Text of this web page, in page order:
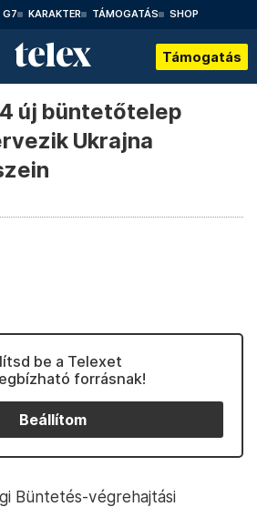
G7 KARAKTER TÁMOGATÁS SHOP
Támogatás
új büntetőtelep
Ukrajna
be a Telexet
forrásnak!
Beállítom
Büntetés-végrehajtási